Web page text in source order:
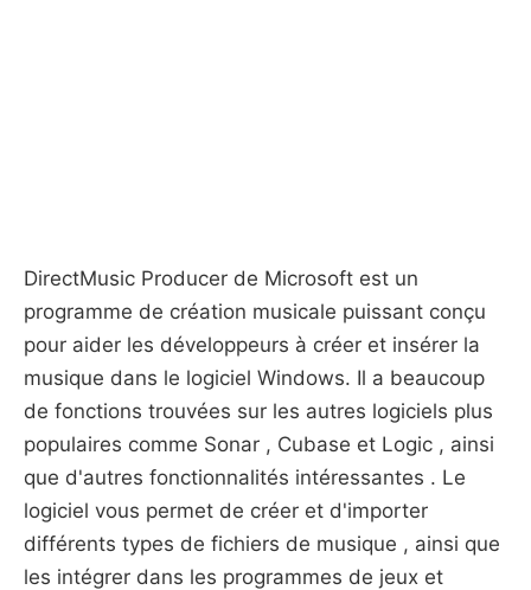
DirectMusic Producer de Microsoft est un
programme de création musicale puissant conçu
pour aider les développeurs à créer et insérer la
musique dans le logiciel Windows. Il a beaucoup
de fonctions trouvées sur les autres logiciels plus
populaires comme Sonar , Cubase et Logic , ainsi
que d'autres fonctionnalités intéressantes . Le
logiciel vous permet de créer et d'importer
différents types de fichiers de musique , ainsi que
les intégrer dans les programmes de jeux et